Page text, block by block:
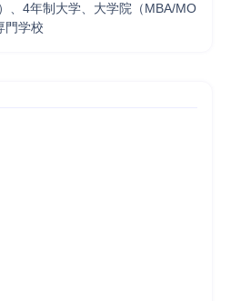
、4年制大学、大学院（MBA/MO
門学校